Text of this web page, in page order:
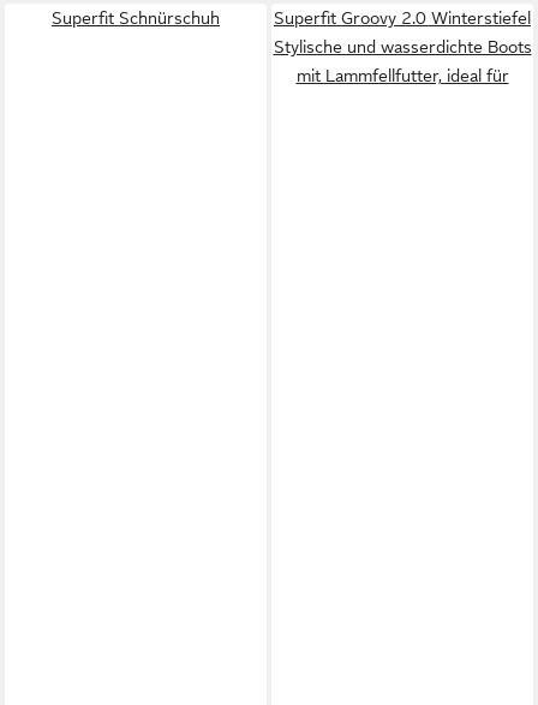
Superfit Schnürschuh
Superfit Groovy 2.0 Winterstiefel
Stylische und wasserdichte Boots
mit Lammfellfutter, ideal für